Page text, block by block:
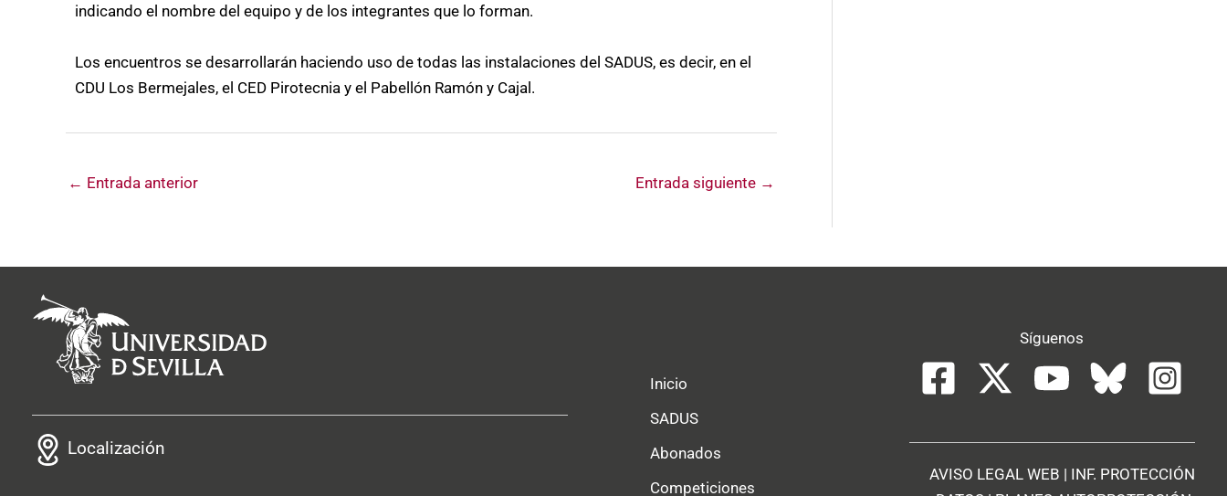
indicando el nombre del equipo y de los integrantes que lo forman.
Los encuentros se desarrollarán haciendo uso de todas las instalaciones del SADUS, es decir, en el
CDU Los Bermejales, el CED Pirotecnia y el Pabellón Ramón y Cajal.
← Entrada anterior Entrada siguiente →
Localización
Inicio
SADUS
Abonados
Competiciones
Síguenos
AVISO LEGAL WEB | INF. PROTECCIÓN